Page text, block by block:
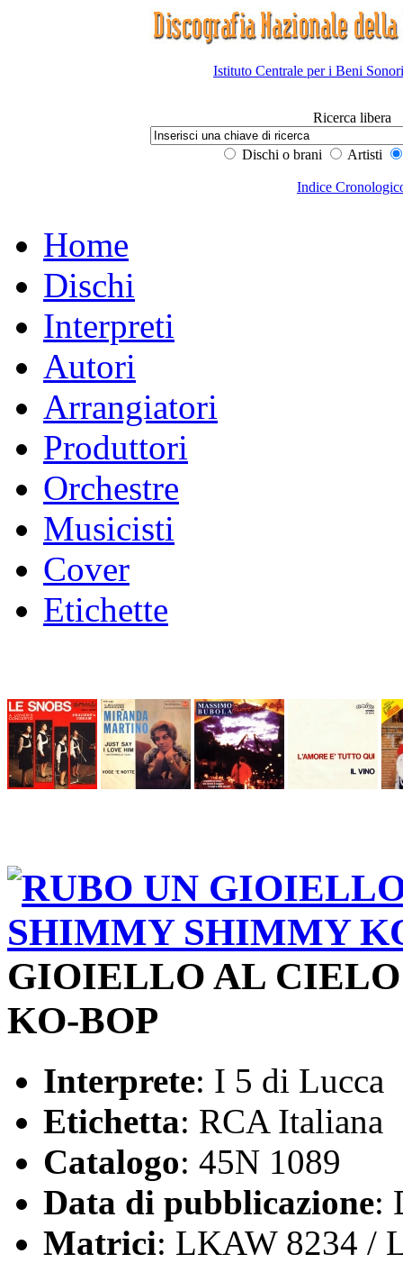
Istituto Centrale per i Beni
Ricerca libera
Dischi o brani Artisti
Indice
Home
Dischi
Interpreti
Autori
Arrangiatori
Produttori
Orchestre
Musicisti
Cover
Etichette
GIOIELLO AL
KO-BOP
Interprete: I 5 di Lucca
Etichetta: RCA Italiana
Catalogo: 45N 1089
Data di pubblicazione:
Matrici: LKAW 8234 /